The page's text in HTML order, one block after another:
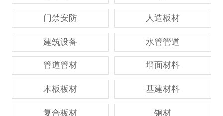
门禁安防 人造板材
建筑设备 水管管道
管道管材 墙面材料
木板板材 基建材料
复合板材 钢材